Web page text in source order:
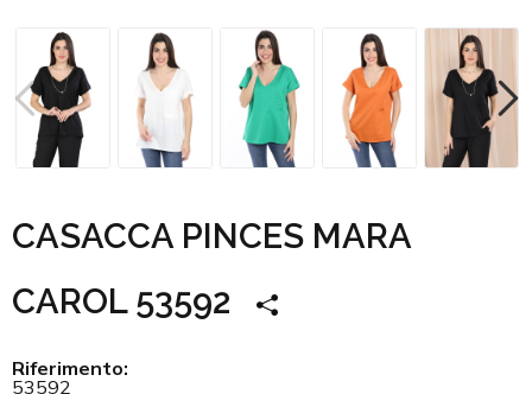
CASACCA PINCES MARA
CAROL 53592
Riferimento:
53592